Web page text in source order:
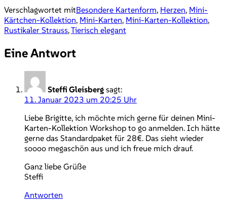
Verschlagwortet mitBesondere Kartenform, Herzen, Mini-
Kärtchen-Kollektion, Mini-Karten, Mini-Karten-Kollektion,
Rustikaler Strauss,Tierisch elegant
Eine Antwort
Steffi Gleisberg sagt:
11. Januar 2023 um 20:25 Uhr
Liebe Brigitte, ich möchte mich gerne für deinen Mini-
Karten-Kollektion Workshop to go anmelden. Ich hätte
gerne das Standardpaket für 28€. Das sieht wieder
soooo megaschön aus und ich freue mich drauf.
Ganz liebe Grüße
Steffi
Antworten